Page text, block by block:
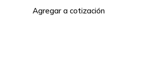
Agregar a cotización